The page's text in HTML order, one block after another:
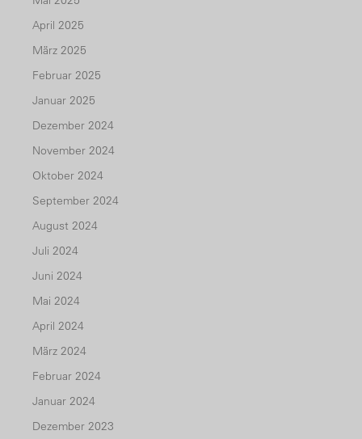
April 2025
März 2025
Februar 2025
Januar 2025
Dezember 2024
November 2024
Oktober 2024
September 2024
August 2024
Juli 2024
Juni 2024
Mai 2024
April 2024
März 2024
Februar 2024
Januar 2024
Dezember 2023